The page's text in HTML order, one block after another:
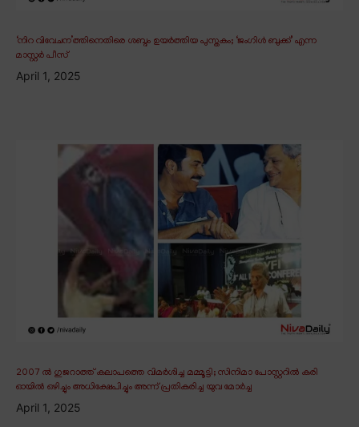
‘നിറ വിവേചന’ത്തിനെതിരെ ശബ്ദം ഉയർത്തിയ പുസ്തകം; ‘ജംഗിൾ ബുക്ക്’ എന്ന
മാസ്റ്റർ പീസ്
April 1, 2025
2007 ൽ ഗുജറാത്ത് കലാപത്തെ വിമർശിച്ച മമ്മൂട്ടി; സിനിമാ പോസ്റ്ററിൽ കരി
ഓയിൽ ഒഴിച്ചും അധിക്ഷേപിച്ചും അന്ന് പ്രതികരിച്ച യുവ മോർച്ച
April 1, 2025